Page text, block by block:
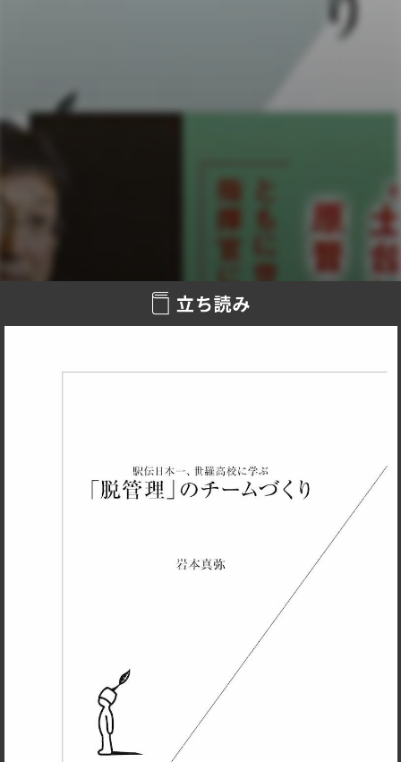
校。2015年は男女同時に日本一、さらに“神の領域”と呼ばれ
た大会記録を更新するという快挙を成し遂げた。人口わずか
本一の秘密を明かす。同校OBで、箱根駅伝2連覇を果たした
青山学院大学陸上競技部・原晋監督との特別対談つき。